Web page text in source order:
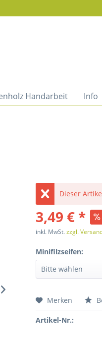
Handarbeit Info
Dieser
3,49 € *
inkl. MwSt.zzgl.
Minifilzseifen:
Merken
Artikel-Nr.: